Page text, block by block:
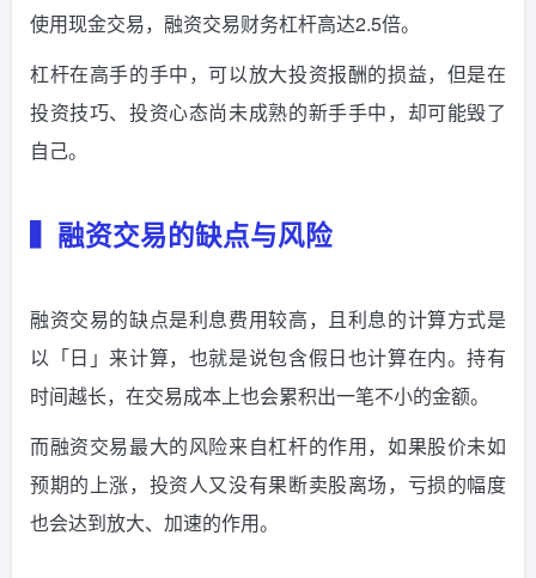
使用现金交易，融资交易财务杠杆高达2.5倍。
杠杆在高手的手中，可以放大投资报酬的损益，但是在
投资技巧、投资心态尚未成熟的新手手中，却可能毁了
自己。
▍融资交易的缺点与风险
融资交易的缺点是利息费用较高，且利息的计算方式是
以「日」来计算，也就是说包含假日也计算在内。持有
时间越长，在交易成本上也会累积出一笔不小的金额。
而融资交易最大的风险来自杠杆的作用，如果股价未如
预期的上涨，投资人又没有果断卖股离场，亏损的幅度
也会达到放大、加速的作用。